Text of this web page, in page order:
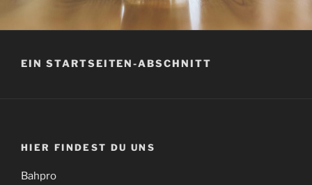
EIN STARTSEITEN-ABSCHNITT
HIER FINDEST DU UNS
Bahpro